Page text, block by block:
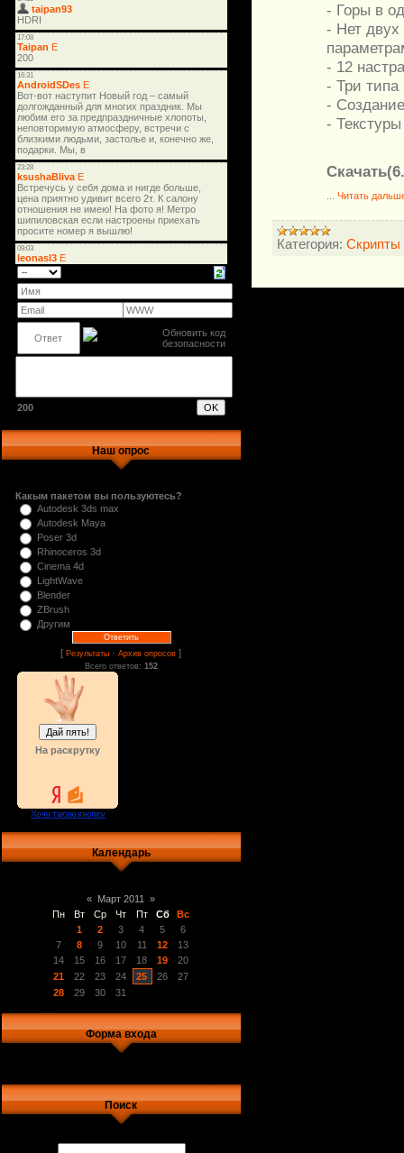
200
Наш опрос
Какым пакетом вы пользуютесь?
Autodesk 3ds max
Autodesk Maya
Poser 3d
Rhinoceros 3d
Cinema 4d
LightWave
Blender
ZBrush
Другим
[Результаты ·Архив опросов ]
Всего ответов: 152
На раскрутку
Календарь
« Март 2011
»
Пн
Вт Ср Чт Пт Сб
Вс
1
2 3 4 5
6
7
8 9 10 11 12
13
14
15 16 17 18 19
20
21
22 23 24 25 26
27
28
29 30 31
Форма входа
Поиск
- Горы в
- Нет двух
- 12
- Три типа
-
-
Читать
Категория: Скрипты